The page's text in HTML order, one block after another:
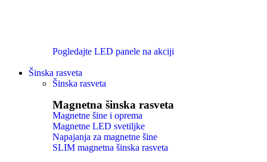
Pogledajte LED panele na akciji
Šinska rasveta
Šinska rasveta
Magnetna šinska rasveta
Magnetne šine i oprema
Magnetne LED svetiljke
Napajanja za magnetne šine
SLIM magnetna šinska rasveta